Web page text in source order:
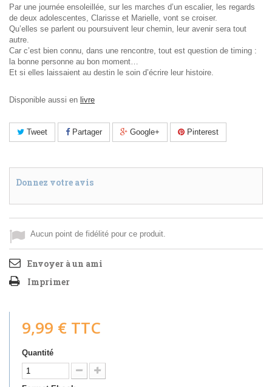
Par une journée ensoleillée, sur les marches d’un escalier, les regards
de deux adolescentes, Clarisse et Marielle, vont se croiser.
Qu’elles se parlent ou poursuivent leur chemin, leur avenir sera tout
autre.
Car c’est bien connu, dans une rencontre, tout est question de timing :
la bonne personne au bon moment…
Et si elles laissaient au destin le soin d’écrire leur histoire.
Disponible aussi en livre
Tweet Partager Google+ Pinterest
Donnez votre avis
Aucun point de fidélité pour ce produit.
Envoyer à un ami
Imprimer
9,99 € TTC
Quantité